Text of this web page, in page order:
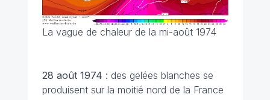
La vague de chaleur de la mi-août 1974
28 août 1974 : des gelées blanches se
produisent sur la moitié nord de la France